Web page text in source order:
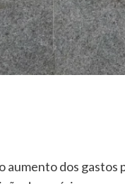
aumento dos